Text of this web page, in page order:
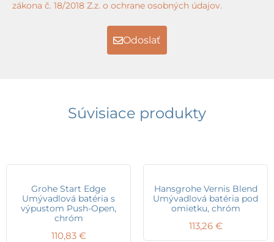
zákona č. 18/2018 Z.z. o ochrane osobných údajov.
Odoslať
Súvisiace produkty
Grohe Start Edge
Umývadlová batéria s
výpustom Push-Open,
chróm
110,83 €
Hansgrohe Vernis Blend
Umývadlová batéria pod
omietku, chróm
113,26 €